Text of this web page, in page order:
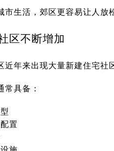
市生活，郊区更容易让人放
区不断增加
近年来出现大量新建住宅
常具备：
置